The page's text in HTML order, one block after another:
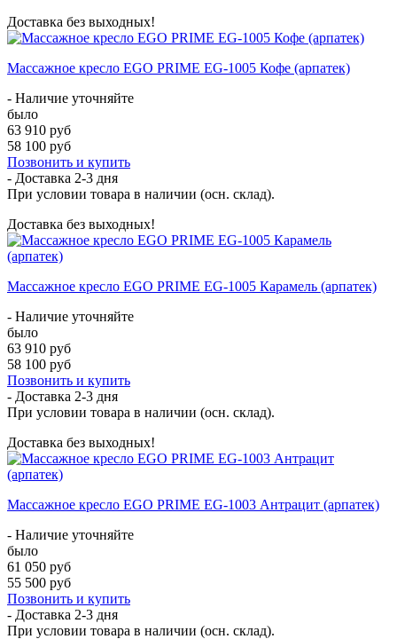
Доставка без выходных!
Массажное кресло EGO PRIME EG-1005 Кофе (арпатек)
- Наличие уточняйте
было
63 910 руб
58 100 руб
Позвонить и купить
- Доставка 2-3 дня
При условии товара в наличии (осн. склад).
Доставка без выходных!
Массажное кресло EGO PRIME EG-1005 Карамель (арпатек)
- Наличие уточняйте
было
63 910 руб
58 100 руб
Позвонить и купить
- Доставка 2-3 дня
При условии товара в наличии (осн. склад).
Доставка без выходных!
Массажное кресло EGO PRIME EG-1003 Антрацит (арпатек)
- Наличие уточняйте
было
61 050 руб
55 500 руб
Позвонить и купить
- Доставка 2-3 дня
При условии товара в наличии (осн. склад).